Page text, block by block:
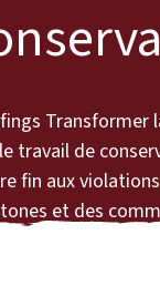
Transformer
travail de
fin aux
et des